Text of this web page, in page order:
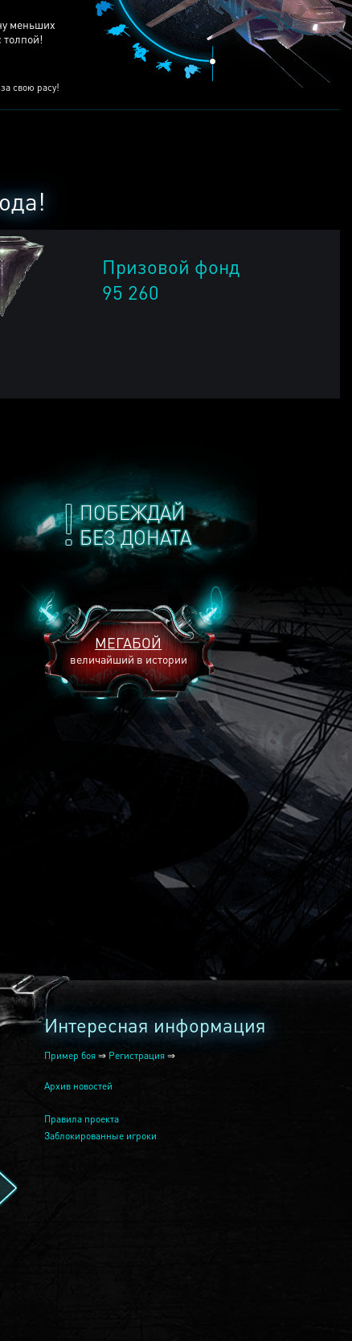
меньших
за свою расу!
ПОБЕЖДАЙ
БЕЗ ДОНАТА
МЕГАБОЙ
величайший в истории
Призовой фонд
95 260
2240
Интересная информация
Пример боя ⇒ Регистрация ⇒
Архив новостей
Правила проекта
Заблокированные игроки